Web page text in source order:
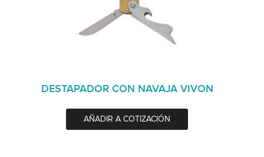
DESTAPADOR CON NAVAJA VIVON
AÑADIR A COTIZACIÓN